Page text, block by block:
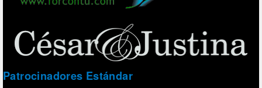
Patrocinadores Estándar